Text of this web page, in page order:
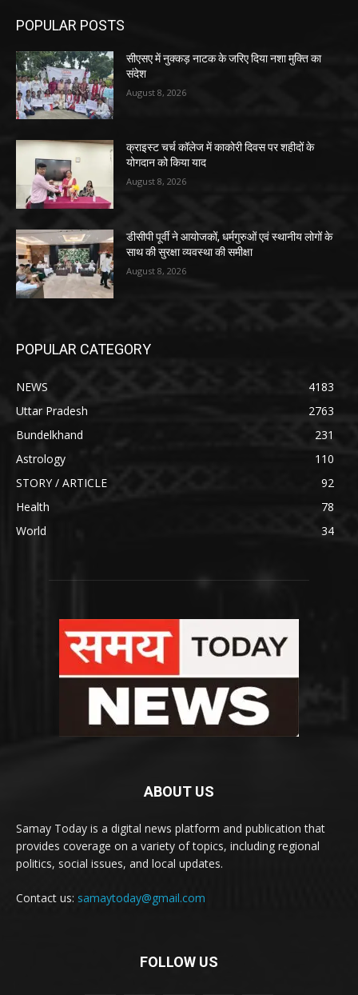
POPULAR POSTS
सीएसए में नुक्कड़ नाटक के जरिए दिया नशा मुक्ति का
संदेश
August 8, 2026
क्राइस्ट चर्च कॉलेज में काकोरी दिवस पर शहीदों के
योगदान को किया याद
August 8, 2026
डीसीपी पूर्वी ने आयोजकों, धर्मगुरुओं एवं स्थानीय लोगों के
साथ की सुरक्षा व्यवस्था की समीक्षा
August 8, 2026
POPULAR CATEGORY
NEWS
4183
Uttar Pradesh
2763
Bundelkhand
231
Astrology
110
STORY / ARTICLE
92
Health
78
World
34
ABOUT US
Samay Today is a digital news platform and publication that
provides coverage on a variety of topics, including regional
politics, social issues, and local updates.
Contact us: samaytoday@gmail.com
FOLLOW US